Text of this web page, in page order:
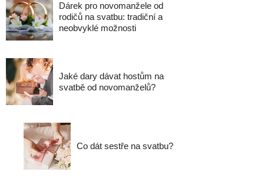
Dárek pro novomanžele od
rodičů na svatbu: tradiční a
neobvyklé možnosti
Jaké dary dávat hostům na
svatbě od novomanželů?
Co dát sestře na svatbu?